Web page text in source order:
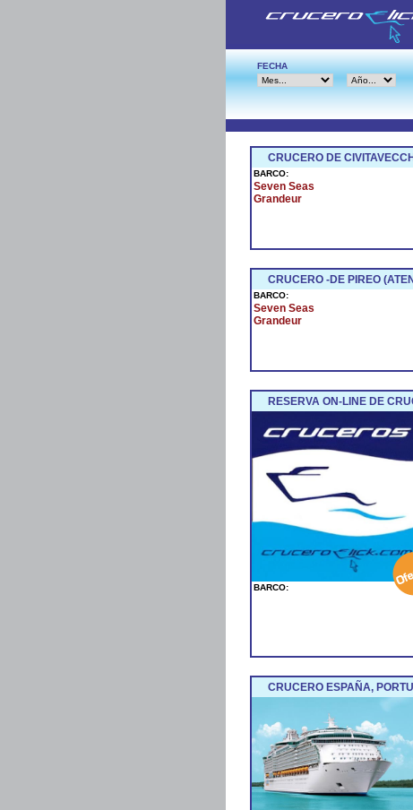
FECHA
CRUCERO DE
BARCO:
Seven Seas
Grandeur
CRUCERO -DE PIREO
BARCO:
Seven Seas
Grandeur
RESERVA ON-LINE DE
BARCO:
CRUCERO ESPAÑA,